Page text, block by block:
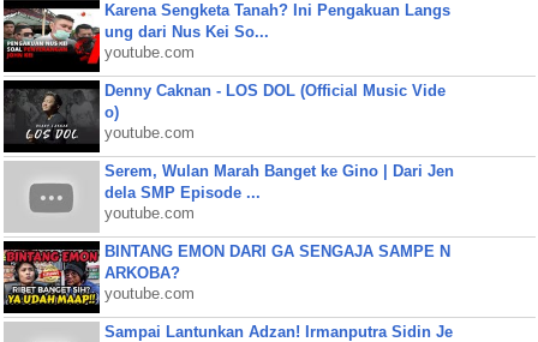
Karena Sengketa Tanah? Ini Pengakuan Langs
ung dari Nus Kei So...
youtube.com
Denny Caknan - LOS DOL (Official Music Vide
o)
youtube.com
Serem, Wulan Marah Banget ke Gino | Dari Jen
dela SMP Episode ...
youtube.com
BINTANG EMON DARI GA SENGAJA SAMPE N
ARKOBA?
youtube.com
Sampai Lantunkan Adzan! Irmanputra Sidin Je